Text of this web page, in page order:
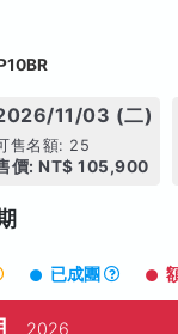
11/03 (二)
售名額: 25
價: NT$ 105,900
已成團
2026